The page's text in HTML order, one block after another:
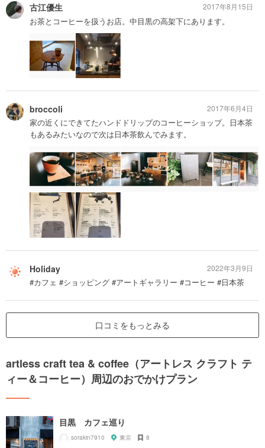
古江優生
お茶とコーヒーを扱うお店。中目黒の高架下にあります。
2017年8月15日
broccoli
家の近くにできてたハンドドリップのコーヒーショップ。日本茶
もあるみたいなので次は日本茶飲んでみます。
2017年6月4日
Holiday
#カフェ #ショッピング #アートギャラリー #コーヒー #日本茶
2022年3月9日
口コミをもっとみる
artless craft tea & coffee（アートレス クラフト テ
ィー＆コーヒー）周辺のおでかけプラン
目黒 カフェ巡り
sorakin7910 東京 8